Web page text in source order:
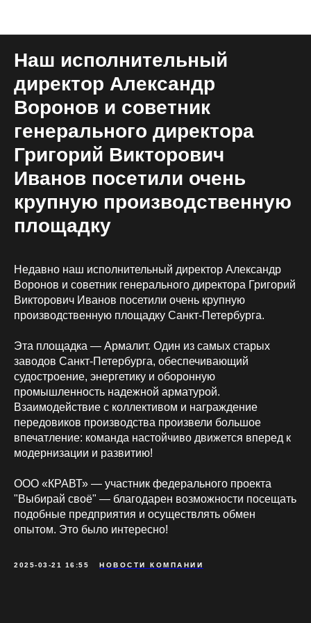
Наш исполнительный
директор Александр
Воронов и советник
генерального директора
Григорий Викторович
Иванов посетили очень
крупную производственную
площадку
Недавно наш исполнительный директор Александр
Воронов и советник генерального директора Григорий
Викторович Иванов посетили очень крупную
производственную площадку Санкт-Петербурга.
Эта площадка — Армалит. Один из самых старых
заводов Санкт-Петербурга, обеспечивающий
судостроение, энергетику и оборонную
промышленность надежной арматурой.
Взаимодействие с коллективом и награждение
передовиков производства произвели большое
впечатление: команда настойчиво движется вперед к
модернизации и развитию!
ООО «КРАВТ» — участник федерального проекта
"Выбирай своё" — благодарен возможности посещать
подобные предприятия и осуществлять обмен
опытом. Это было интересно!
2025-03-21 16:55 НОВОСТИ КОМПАНИИ